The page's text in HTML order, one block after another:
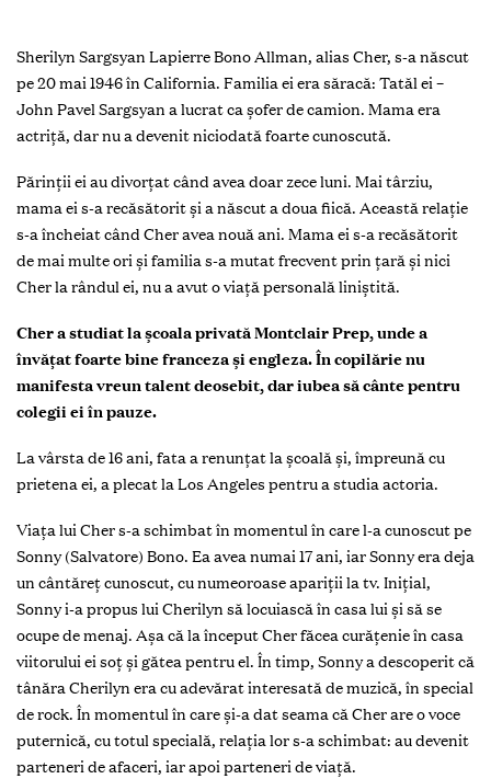
Sherilyn Sargsyan Lapierre Bono Allman, alias Cher, s-a născut
pe 20 mai 1946 în California. Familia ei era săracă: Tatăl ei –
John Pavel Sargsyan a lucrat ca șofer de camion. Mama era
actriță, dar nu a devenit niciodată foarte cunoscută.
Părinții ei au divorțat când avea doar zece luni. Mai târziu,
mama ei s-a recăsătorit și a născut a doua fiică. Această relație
s-a încheiat când Cher avea nouă ani. Mama ei s-a recăsătorit
de mai multe ori și familia s-a mutat frecvent prin țară și nici
Cher la rândul ei, nu a avut o viață personală liniștită.
Cher a studiat la școala privată Montclair Prep, unde a
învățat foarte bine franceza și engleza. În copilărie nu
manifesta vreun talent deosebit, dar iubea să cânte pentru
colegii ei în pauze.
La vârsta de 16 ani, fata a renunțat la școală și, împreună cu
prietena ei, a plecat la Los Angeles pentru a studia actoria.
Viața lui Cher s-a schimbat în momentul în care l-a cunoscut pe
Sonny (Salvatore) Bono. Ea avea numai 17 ani, iar Sonny era deja
un cântăreț cunoscut, cu numeoroase apariții la tv. Inițial,
Sonny i-a propus lui Cherilyn să locuiască în casa lui și să se
ocupe de menaj. Așa că la început Cher făcea curățenie în casa
viitorului ei soț și gătea pentru el. În timp, Sonny a descoperit că
tânăra Cherilyn era cu adevărat interesată de muzică, în special
de rock. În momentul în care și-a dat seama că Cher are o voce
puternică, cu totul specială, relația lor s-a schimbat: au devenit
parteneri de afaceri, iar apoi parteneri de viață.